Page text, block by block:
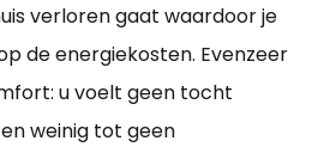
verloren gaat waardoor je
de energiekosten. Evenzeer
u voelt geen tocht
weinig tot geen